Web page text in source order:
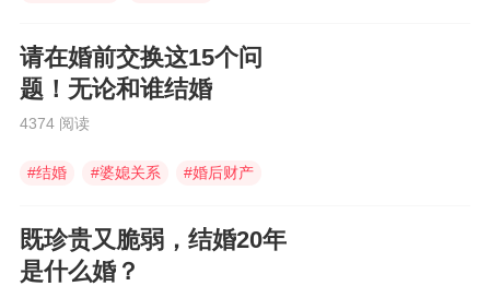
请在婚前交换这15个问
题！无论和谁结婚
4374 阅读
#结婚 #婆媳关系 #婚后财产
既珍贵又脆弱，结婚20年
是什么婚？